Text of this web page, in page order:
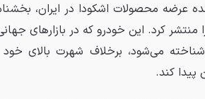
عرضه محصولات اشکودا در ایران،
کرد. این خودرو که در بازارهای
می‌شود، برخلاف شهرت بالای خود
پیدا کند.